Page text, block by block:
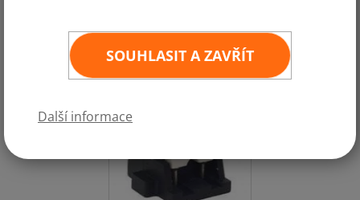
SOUHLASIT A ZAVŘÍT
Další informace